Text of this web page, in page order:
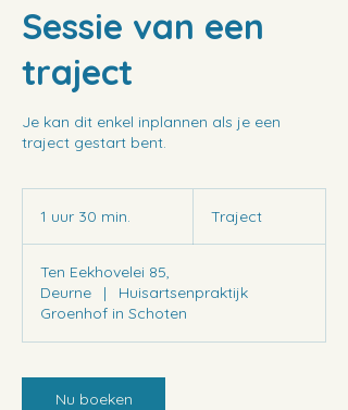
Sessie van een
traject
Je kan dit enkel inplannen als je een
traject gestart bent.
1 uur 30 min.
3
0
m
i
.
Traject
Ten Eekhovelei 85,
Deurne
|
Huisartsenpraktijk
Groenhof in Schoten
Nu boeken